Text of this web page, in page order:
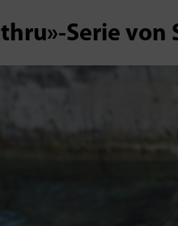
Serie von